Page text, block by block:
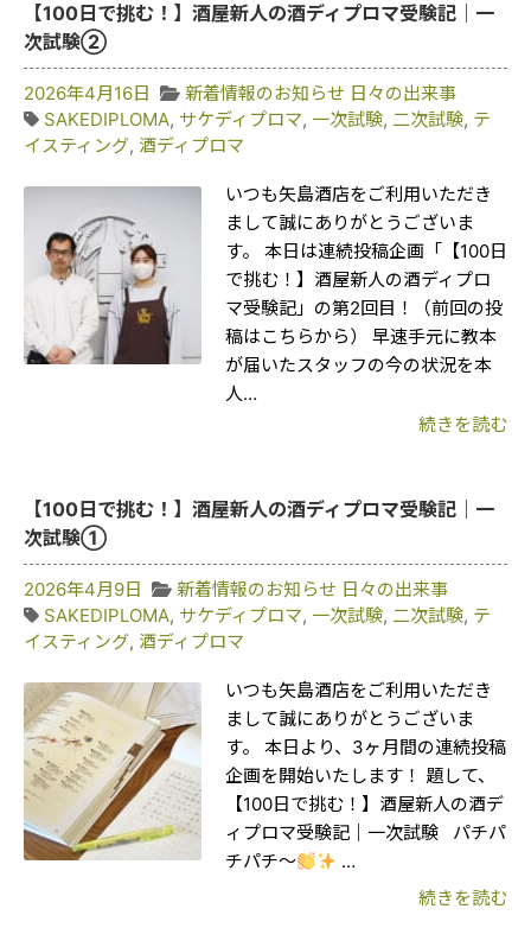
【100日で挑む！】酒屋新人の酒ディプロマ受験記｜一
次試験②
2026年4月16日 新着情報のお知らせ 日々の出来事
SAKEDIPLOMA, サケディプロマ, 一次試験, 二次試験, テ
イスティング, 酒ディプロマ
いつも矢島酒店をご利用いただき
まして誠にありがとうございま
す。 本日は連続投稿企画「【100日
で挑む！】酒屋新人の酒ディプロ
マ受験記」の第2回目！（前回の投
稿はこちらから） 早速手元に教本
が届いたスタッフの今の状況を本
人…
続きを読む
【100日で挑む！】酒屋新人の酒ディプロマ受験記｜一
次試験①
2026年4月9日 新着情報のお知らせ 日々の出来事
SAKEDIPLOMA, サケディプロマ, 一次試験, 二次試験, テ
イスティング, 酒ディプロマ
いつも矢島酒店をご利用いただき
まして誠にありがとうございま
す。 本日より、3ヶ月間の連続投稿
企画を開始いたします！ 題して、
【100日で挑む！】酒屋新人の酒デ
ィプロマ受験記｜一次試験 パチパ
チパチ〜
…
続きを読む